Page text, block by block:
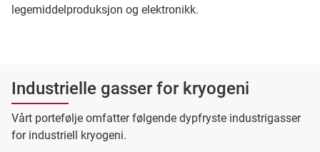
legemiddelproduksjon og elektronikk.
Industrielle gasser for kryogeni
Vårt portefølje omfatter følgende dypfryste industrigasser
for industriell kryogeni.